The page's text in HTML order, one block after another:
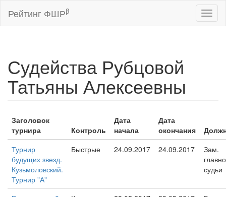
Рейтинг ФШРβ
Судейства Рубцовой
Татьяны Алексеевны
Заголовок
турнира
Контроль
Дата
начала
Дата
окончания
Турнир
будущих звезд.
Кузьмоловский.
Турнир "А"
Быстрые 24.09.2017 24.09.2017
Зам.
судьи